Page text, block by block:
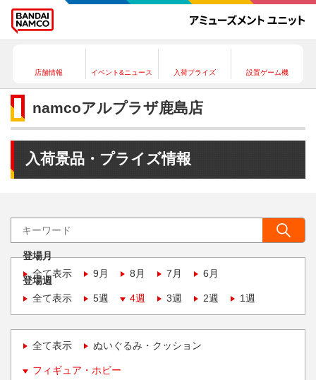
店舗情報 イベント&ニュース 入荷プライズ 設置ゲーム機
namcoアルプラザ鹿島店
入荷景品・プライズ情報
登場月
全て表示
9月 8月 7月 6月
登場週
全て表示
5週 4週 3週 2週 1週
全て表示 ぬいぐるみ・クッション
フィギュア・ホビー